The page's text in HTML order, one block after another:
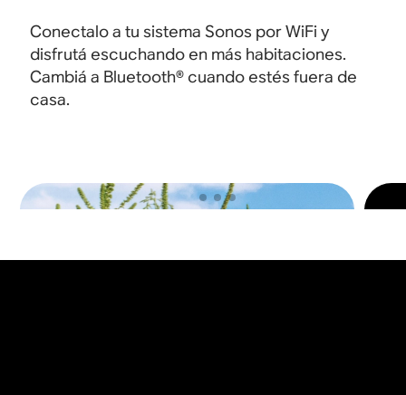
Conectalo a tu sistema Sonos por WiFi y
disfrutá escuchando en más habitaciones.
Cambiá a Bluetooth® cuando estés fuera de
casa.